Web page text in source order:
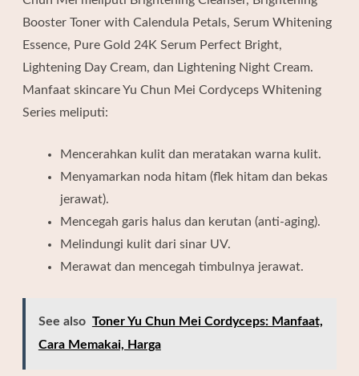
Booster Toner with Calendula Petals, Serum Whitening
Essence, Pure Gold 24K Serum Perfect Bright,
Lightening Day Cream, dan Lightening Night Cream.
Manfaat skincare Yu Chun Mei Cordyceps Whitening
Series meliputi:
Mencerahkan kulit dan meratakan warna kulit.
Menyamarkan noda hitam (flek hitam dan bekas
jerawat).
Mencegah garis halus dan kerutan (anti-aging).
Melindungi kulit dari sinar UV.
Merawat dan mencegah timbulnya jerawat.
See also Toner Yu Chun Mei Cordyceps: Manfaat,
Cara Memakai, Harga